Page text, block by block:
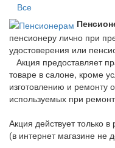
Все
пенсионеру лично при
удостоверения или
Акция предоставляет
товаре в салоне, кроме
изготовлению и ремонту
используемых при
Акция действует только
(в интернет магазине не